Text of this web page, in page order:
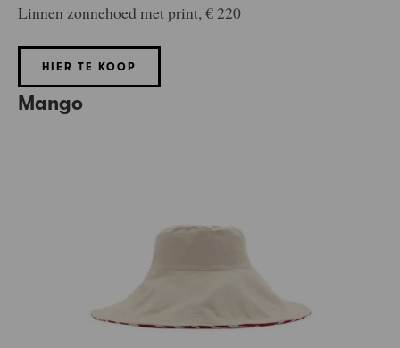
Linnen zonnehoed met print, € 220
HIER TE KOOP
Mango